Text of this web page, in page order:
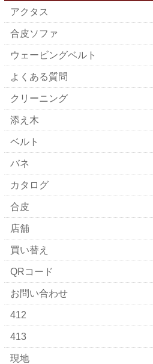
アクタス
合皮ソファ
ウェービングベルト
よくある質問
クリーニング
添え木
ベルト
バネ
カタログ
合皮
店舗
買い替え
QRコード
お問い合わせ
412
413
現地